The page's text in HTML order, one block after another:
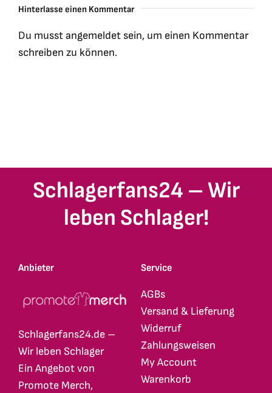
Hinterlasse einen Kommentar
Du musstangemeldet sein, um einen Kommentar
schreiben zu können.
Schlagerfans24 – Wir
leben Schlager!
Anbieter
Schlagerfans24.de –
Wir leben Schlager
Ein Angebot von
Promote Merch,
Service
AGBs
Versand & Lieferung
Widerruf
Zahlungsweisen
My Account
Warenkorb